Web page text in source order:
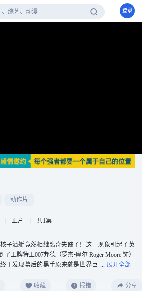
登录
动作片
正片
共1集
潜艇竟然相继离奇失踪了！这一现象引起了英
王牌特工007邦德（罗杰•摩尔 Roger Moore 饰）
于发现幕后的黑手原来就是世界巨
潜水艇跟踪系统，把把英、苏核子动力潜艇占为
收藏 报错 分享